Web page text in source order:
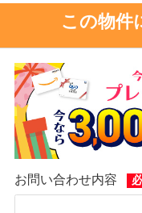
この物件
お問い合わせ内容